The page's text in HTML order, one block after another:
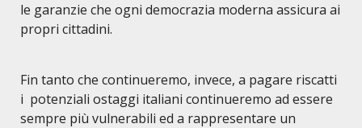
le garanzie che ogni democrazia moderna assicura ai
propri cittadini.
Fin tanto che continueremo, invece, a pagare riscatti
i potenziali ostaggi italiani continueremo ad essere
sempre più vulnerabili ed a rappresentare un